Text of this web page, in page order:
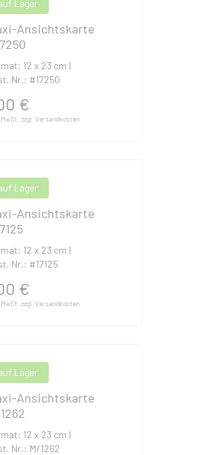
Lager
Ansichtskarte
12 x 23 cm |
Nr.: #17250
€
zzgl. Versandkosten
Lager
Ansichtskarte
12 x 23 cm |
Nr.: #17125
€
zzgl. Versandkosten
Lager
Ansichtskarte
12 x 23 cm |
Nr.: M/1262